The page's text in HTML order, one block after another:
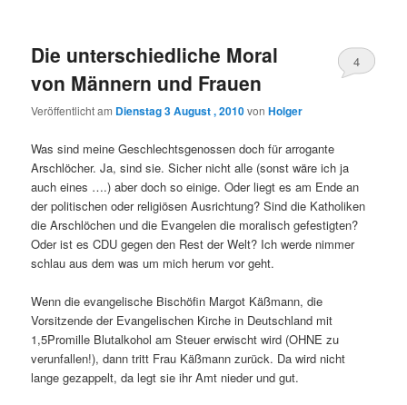
Die unterschiedliche Moral
von Männern und Frauen
Veröffentlicht am Dienstag 3 August , 2010vonHolger
4
Was sind meine Geschlechtsgenossen doch für arrogante
Arschlöcher. Ja, sind sie. Sicher nicht alle (sonst wäre ich ja
auch eines ….) aber doch so einige. Oder liegt es am Ende an
der politischen oder religiösen Ausrichtung? Sind die Katholiken
die Arschlöchen und die Evangelen die moralisch gefestigten?
Oder ist es CDU gegen den Rest der Welt? Ich werde nimmer
schlau aus dem was um mich herum vor geht.
Wenn die evangelische Bischöfin Margot Käßmann, die
Vorsitzende der Evangelischen Kirche in Deutschland mit
1,5Promille Blutalkohol am Steuer erwischt wird (OHNE zu
verunfallen!), dann tritt Frau Käßmann zurück. Da wird nicht
lange gezappelt, da legt sie ihr Amt nieder und gut.